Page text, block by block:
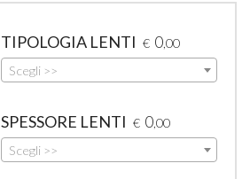
TIPOLOGIA LENTI € 0,00
Scegli >>
SPESSORE LENTI € 0,00
Scegli >>